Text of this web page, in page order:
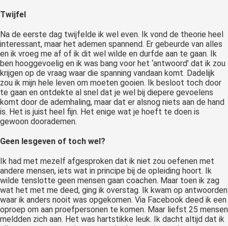
Twijfel
Na de eerste dag twijfelde ik wel even. Ik vond de theorie heel
interessant, maar het ademen spannend. Er gebeurde van alles
en ik vroeg me af of ik dit wel wilde en durfde aan te gaan. Ik
ben hooggevoelig en ik was bang voor het ‘antwoord’ dat ik zou
krijgen op de vraag waar die spanning vandaan komt. Dadelijk
zou ik mijn hele leven om moeten gooien. Ik besloot toch door
te gaan en ontdekte al snel dat je wel bij diepere gevoelens
komt door de ademhaling, maar dat er alsnog niets aan de hand
is. Het is juist heel fijn. Het enige wat je hoeft te doen is
gewoon doorademen.
Geen lesgeven of toch wel?
Ik had met mezelf afgesproken dat ik niet zou oefenen met
andere mensen, iets wat in principe bij de opleiding hoort. Ik
wilde tenslotte geen mensen gaan coachen. Maar toen ik zag
wat het met me deed, ging ik overstag. Ik kwam op antwoorden
waar ik anders nooit was opgekomen. Via Facebook deed ik een
oproep om aan proefpersonen te komen. Maar liefst 25 mensen
meldden zich aan. Het was hartstikke leuk. Ik dacht altijd dat ik